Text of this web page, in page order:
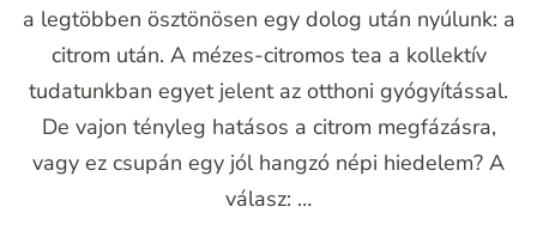
a legtöbben ösztönösen egy dolog után nyúlunk: a
citrom után. A mézes-citromos tea a kollektív
tudatunkban egyet jelent az otthoni gyógyítással.
De vajon tényleg hatásos a citrom megfázásra,
vagy ez csupán egy jól hangzó népi hiedelem? A
válasz: …